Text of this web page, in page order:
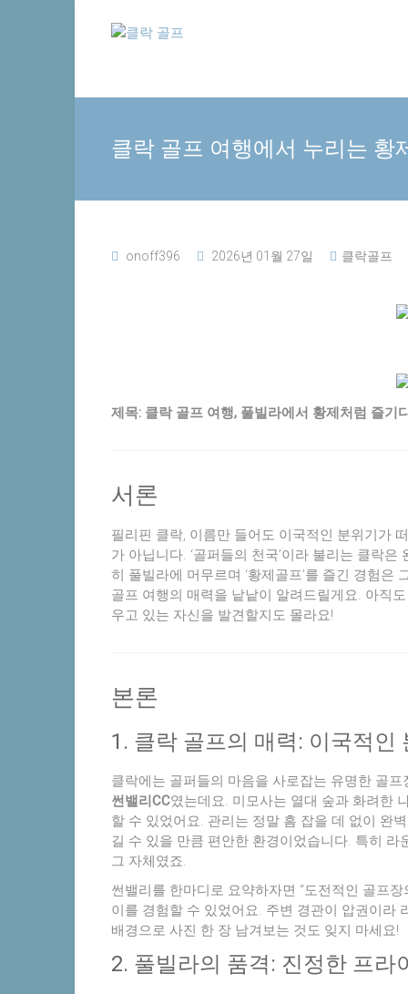
클
프
추
이
클락 골프 여행에서 누리는 황
onoff396 2026년 01월 27일 클락골프
제목: 클락 골프 여행, 풀빌라에서 황제처럼 즐기
서론
필리핀 클락, 이름만 들어도 이국적인 분위기가
가 아닙니다. ‘골퍼들의 천국’이라 불리는 클락
히 풀빌라에 머무르며 ‘황제골프’를 즐긴 경험
골프 여행의 매력을 낱낱이 알려드릴게요. 아직
우고 있는 자신을 발견할지도 몰라요!
본론
1. 클락 골프의 매력: 이국적인
클락에는 골퍼들의 마음을 사로잡는 유명한 골
썬밸리CC였는데요. 미모사는 열대 숲과 화려한
할 수 있었어요. 관리는 정말 흠 잡을 데 없이 완
길 수 있을 만큼 편안한 환경이었습니다. 특히
그 자체였죠.
썬밸리를 한마디로 요약하자면 “도전적인 골프
이를 경험할 수 있었어요. 주변 경관이 압권이라
배경으로 사진 한 장 남겨보는 것도 잊지 마세요!
2. 풀빌라의 품격: 진정한 프라